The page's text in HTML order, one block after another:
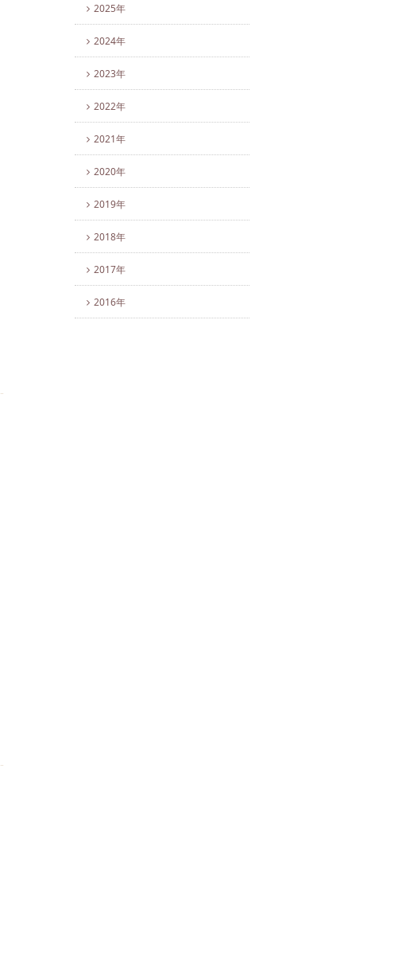
2025年
2024年
2023年
2022年
2021年
2020年
2019年
2018年
2017年
2016年